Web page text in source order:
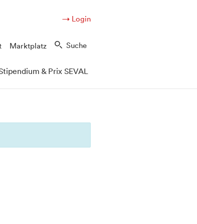
→ Login
Marktplatz Suche
& Prix SEVAL